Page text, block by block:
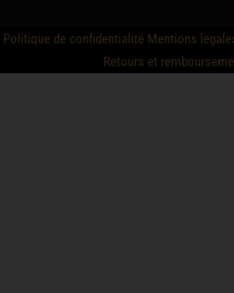
Politique de confidentialité Mentions
Retours et